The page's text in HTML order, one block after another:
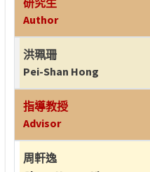
Author
洪珮珊
Pei-Shan Hong
指導教授
Advisor
周軒逸